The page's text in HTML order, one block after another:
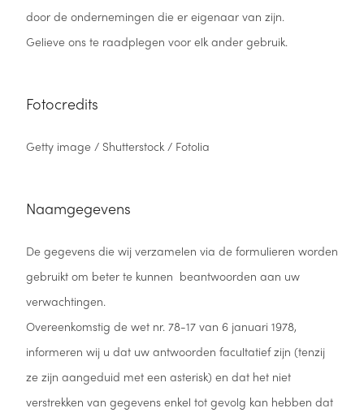
door de ondernemingen die er eigenaar van zijn.
Gelieve ons te raadplegen voor elk ander gebruik.
Fotocredits
Getty image / Shutterstock / Fotolia
Naamgegevens
De gegevens die wij verzamelen via de formulieren worden
gebruikt om beter te kunnen beantwoorden aan uw
verwachtingen.
Overeenkomstig de wet nr. 78-17 van 6 januari 1978,
informeren wij u dat uw antwoorden facultatief zijn (tenzij
ze zijn aangeduid met een asterisk) en dat het niet
verstrekken van gegevens enkel tot gevolg kan hebben dat